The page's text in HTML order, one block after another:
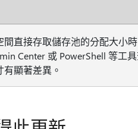
間直接存取儲存池的分配大小
Center 或 PowerShell 等工
顯著差異。